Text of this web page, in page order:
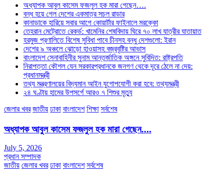
অধ্যাপক আবুল কাসেম ফজলুল হক মারা গেছেন….
বন্ধ হয়ে গেল দেশের একমাত্র সচল রাডার
কানাডাকে হারিয়ে সবার আগে কোয়ার্টার ফাইনালে মরক্কো
তেহরান মেট্রোতে রেকর্ড: খামেনির শেষবিদায় ঘিরে ৭০ লাখ যাত্রীর যাতায়াত
হরমুজ প্রণালিতে বিশেষ সুবিধা পাবে চীনসহ বন্ধু দেশগুলো: ইরান
দেশের ৯ অঞ্চলে ঝোড়ো হাওয়াসহ বজ্রবৃষ্টির আভাস
বাংলাদেশ সেনাবাহিনীর সুনাম আন্তর্জাতিক অঙ্গনে সুবিদিত: রাষ্ট্রপতি
নিরাপত্তা কৌশল যেন সরকারপ্রধানকে জনগণ থেকে দূরে ঠেলে না দেয়:
প্রধানমন্ত্রী
তথ্য মন্ত্রণালয়ের বিদ্যমান আইন যুগোপযোগী করা হবে: তথ্যমন্ত্রী
২৪ ঘণ্টায় হামের উপসর্গে আরও ৭ শিশুর মৃত্যু
জেলার খবর জাতীয় ঢাকা বাংলাদেশ শিক্ষা সর্বশেষ
অধ্যাপক আবুল কাসেম ফজলুল হক মারা গেছেন….
July 5, 2026
প্রধান সম্পাদক
জাতীয় জেলার খবর ঢাকা বাংলাদেশ সর্বশেষ